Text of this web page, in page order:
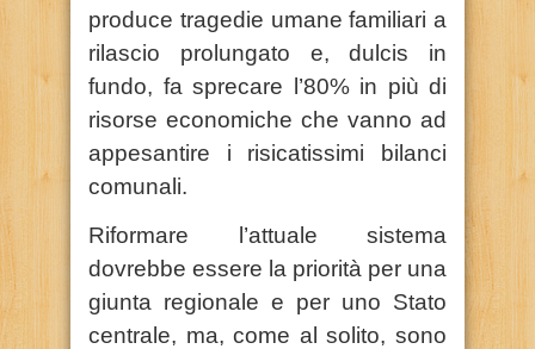
produce tragedie umane familiari a
rilascio prolungato e, dulcis in
fundo, fa sprecare l’80% in più di
risorse economiche che vanno ad
appesantire i risicatissimi bilanci
comunali.
Riformare l’attuale sistema
dovrebbe essere la priorità per una
giunta regionale e per uno Stato
centrale, ma, come al solito, sono